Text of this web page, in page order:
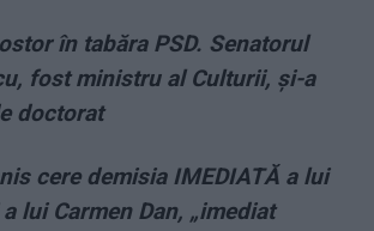
în tabăra PSD. Senatorul
fost ministru al Culturii, și-a
doctorat
cere demisia IMEDIATĂ a lui
lui Carmen Dan, „imediat